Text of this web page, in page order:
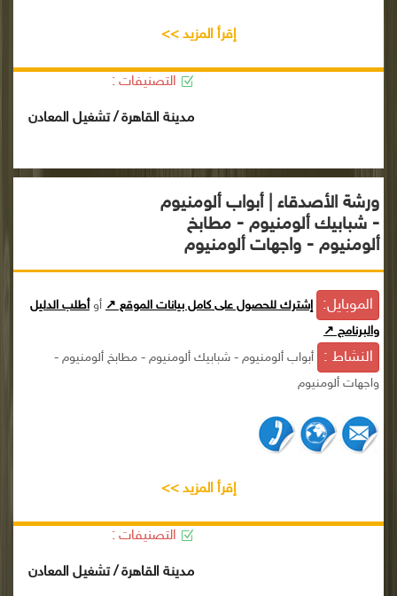
إقرأ المزيد >>
التصنيفات :
مدينة القاهرة / تشغيل المعادن
ورشة الأصدقاء | أبواب ألومنيوم
- شبابيك ألومنيوم - مطابخ
ألومنيوم - واجهات ألومنيوم
الموبايل: إشترك للحصول على كامل بيانات الموقع ↗ أوأطلب الدليل
والبرنامج ↗
النشاط :
أبواب ألومنيوم - شبابيك ألومنيوم - مطابخ ألومنيوم -
واجهات ألومنيوم
إقرأ المزيد >>
التصنيفات :
مدينة القاهرة / تشغيل المعادن